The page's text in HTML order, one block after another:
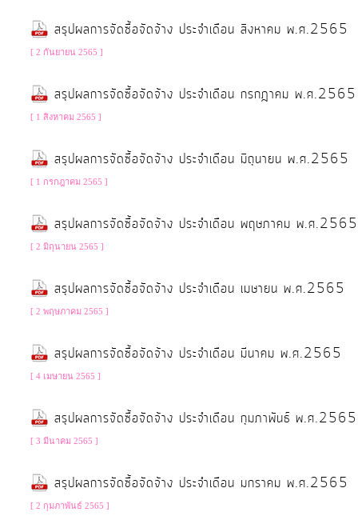
จ้าง
เงิน
การ
แผนการ
ป้องกัน
การ
ทุจริต
การ
การ
เพื่อ
การ
ทุจริต
มาตรการ
ภายใน
สรุปผลการจัดซื้อจัดจ้าง ประจำเดือน สิงหาคม พ.ศ.2565
[ 2 กันยายน 2565 ]
สรุปผลการจัดซื้อจัดจ้าง ประจำเดือน กรกฎาคม พ.ศ.2565
[ 1 สิงหาคม 2565 ]
สรุปผลการจัดซื้อจัดจ้าง ประจำเดือน มิถุนายน พ.ศ.2565
[ 1 กรกฎาคม 2565 ]
สรุปผลการจัดซื้อจัดจ้าง ประจำเดือน พฤษภาคม พ.ศ.2565
[ 2 มิถุนายน 2565 ]
สรุปผลการจัดซื้อจัดจ้าง ประจำเดือน เมษายน พ.ศ.2565
[ 2 พฤษภาคม 2565 ]
สรุปผลการจัดซื้อจัดจ้าง ประจำเดือน มีนาคม พ.ศ.2565
[ 4 เมษายน 2565 ]
สรุปผลการจัดซื้อจัดจ้าง ประจำเดือน กุมภาพันธ์ พ.ศ.2565
[ 3 มีนาคม 2565 ]
สรุปผลการจัดซื้อจัดจ้าง ประจำเดือน มกราคม พ.ศ.2565
[ 2 กุมภาพันธ์ 2565 ]